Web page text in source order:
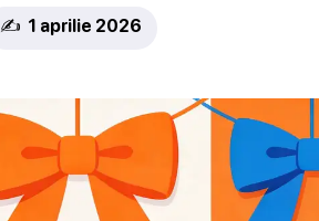
✍️ 1 aprilie 2026